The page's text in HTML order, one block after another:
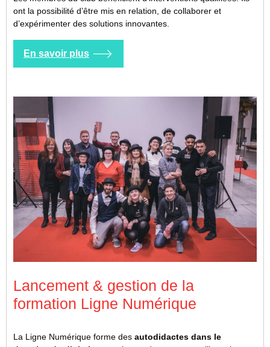
ont la possibilité d’être mis en relation, de collaborer et
d’expérimenter des solutions innovantes.
En savoir plus
Lancement & gestion de la
formation Ligne Numérique
La Ligne Numérique forme des autodidactes dans le